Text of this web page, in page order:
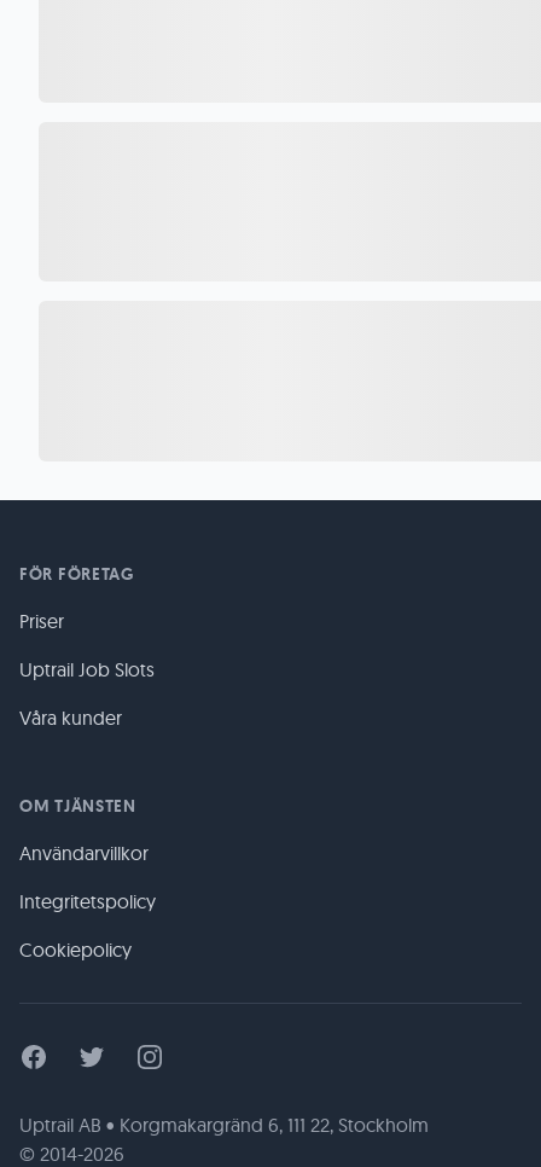
FÖR FÖRETAG
Priser
Uptrail Job Slots
Våra kunder
OM TJÄNSTEN
Användarvillkor
Integritetspolicy
Cookiepolicy
FacebookTwitter Instagram
Uptrail AB • Korgmakargränd 6, 111 22, Stockholm
© 2014-2026